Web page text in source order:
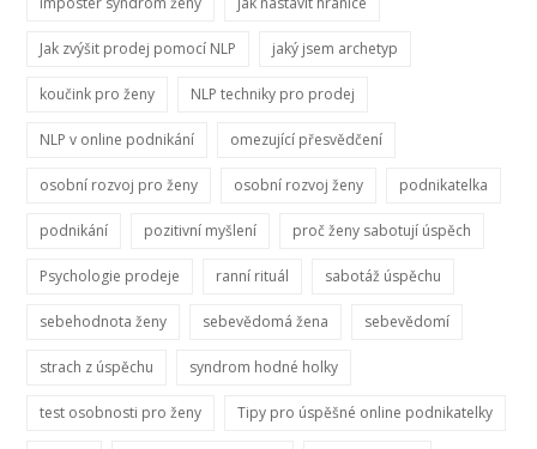
Jak zvýšit prodej pomocí NLP jaký jsem archetyp
koučink pro ženy NLP techniky pro prodej
NLP v online podnikání omezující přesvědčení
osobní rozvoj pro ženy osobní rozvoj ženy podnikatelka
podnikání pozitivní myšlení proč ženy sabotují úspěch
Psychologie prodeje ranní rituál sabotáž úspěchu
sebehodnota ženy sebevědomá žena sebevědomí
strach z úspěchu syndrom hodné holky
test osobnosti pro ženy Tipy pro úspěšné online podnikatelky